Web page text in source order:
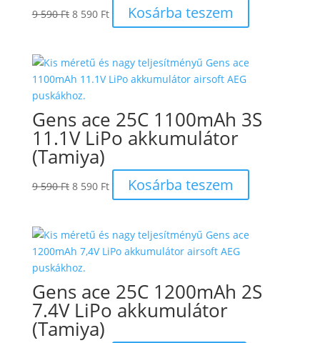
9 590Ft Original
9
590 Ft.
8 590 Ft Current
price
8
590 Ft.
Kosárba teszem
Gens ace 25C 1100mAh 3S
11.1V LiPo akkumulátor
(Tamiya)
9 590Ft Original
9
590 Ft.
8 590 Ft Current
price
8
590 Ft.
Kosárba teszem
Gens ace 25C 1200mAh 2S
7.4V LiPo akkumulátor
(Tamiya)